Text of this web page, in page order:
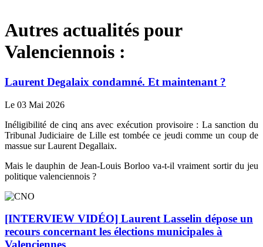
Autres actualités pour
Valenciennois :
Laurent Degalaix condamné. Et maintenant ?
Le 03 Mai 2026
Inéligibilité de cinq ans avec exécution provisoire : La sanction du
Tribunal Judiciaire de Lille est tombée ce jeudi comme un coup de
massue sur Laurent Degallaix.
Mais le dauphin de Jean-Louis Borloo va-t-il vraiment sortir du jeu
politique valenciennois ?
[INTERVIEW VIDÉO] Laurent Lasselin dépose un
recours concernant les élections municipales à
Valenciennes